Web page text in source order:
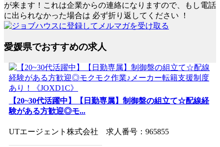
が来ます！これは企業からの連絡になりますので、もし電話
に出られなかった場合は 必ず折り返してください ！
愛媛県でおすすめの求人
【20~30代活躍中】【日勤専属】制御盤の組立て☆配線経
験がある方歓迎◎モ...
UTエージェント株式会社 求人番号：965855